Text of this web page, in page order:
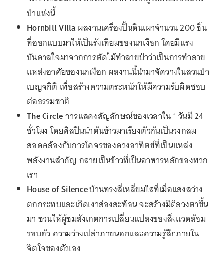
ป่าแห่งนี้
Hornbill Villa ผลงานเครื่องปั้นดินเผาจำนวน 200 ชิ้น
ที่ออกแบบมาให้เป็นรังเทียมของนกเงือก โดยมีแรง
บันดาลใจมาจากการตัดไม้ทำลายป่าว่าเป็นการทำลาย
แหล่งอาศัยของนกเงือก ผลงานนี้นำมาจัดวางในสวนป่า
เบญจกิติ เพื่อสร้างความตระหนักให้มีความรับผิดชอบ
ต่อธรรมชาติ
The Circleการแสดงสัญลักษณ์ของเวลาใน 1 วันมี 24
ชั่วโมง โดยศิลปินนำต้นข้าวมาเรียงตัวกันเป็นวงกลม
สอดคล้องกับการโคจรของดวงอาทิตย์ที่เป็นแหล่ง
พลังงานสำคัญ กลายเป็นข้าวที่เป็นอาหารหลักของพวก
เรา
House of Silenceบ้านทรงสี่เหลี่ยมใสที่เมื่อแสงสว่าง
ตกกระทบและเกิดเงาส่องสะท้อน จะสร้างมิติลวงตาขึ้น
มา ชวนให้ผู้ชมสังเกตการเปลี่ยนแปลงของสิ่งแวดล้อม
รอบตัว ความว่างเปล่าภายนอกและความรู้สึกภายใน
จิตใจของตัวเอง